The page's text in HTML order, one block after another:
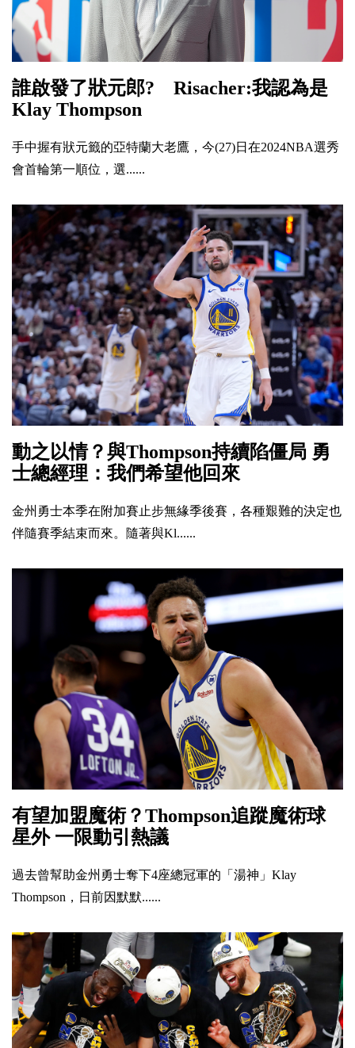
誰啟發了狀元郎? Risacher:我認為是
Klay Thompson
手中握有狀元籤的亞特蘭大老鷹，今(27)日在2024NBA選秀
會首輪第一順位，選......
動之以情？與Thompson持續陷僵局 勇
士總經理：我們希望他回來
金州勇士本季在附加賽止步無緣季後賽，各種艱難的決定也
伴隨賽季結束而來。隨著與Kl......
有望加盟魔術？Thompson追蹤魔術球
星外 一限動引熱議
過去曾幫助金州勇士奪下4座總冠軍的「湯神」Klay
Thompson，日前因默默......